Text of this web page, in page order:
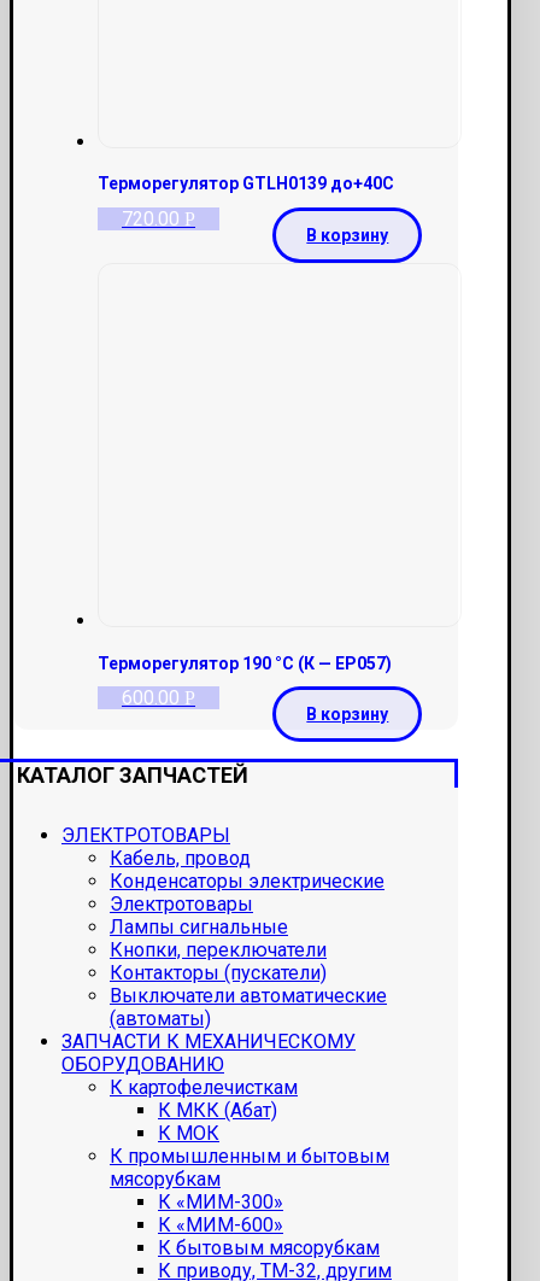
Терморегулятор GTLH0139 до+40С
720.00 Р
В корзину
Терморегулятор 190 °С (К — ЕР057)
600.00 Р
В корзину
КАТАЛОГ ЗАПЧАСТЕЙ
ЭЛЕКТРОТОВАРЫ
Кабель, провод
Конденсаторы электрические
Электротовары
Лампы сигнальные
Кнопки, переключатели
Контакторы (пускатели)
Выключатели автоматические
(автоматы)
ЗАПЧАСТИ К МЕХАНИЧЕСКОМУ
ОБОРУДОВАНИЮ
К картофелечисткам
К МКК (Абат)
К МОК
К промышленным и бытовым
мясорубкам
К «МИМ-300»
К «МИМ-600»
К бытовым мясорубкам
К приводу, ТМ-32, другим